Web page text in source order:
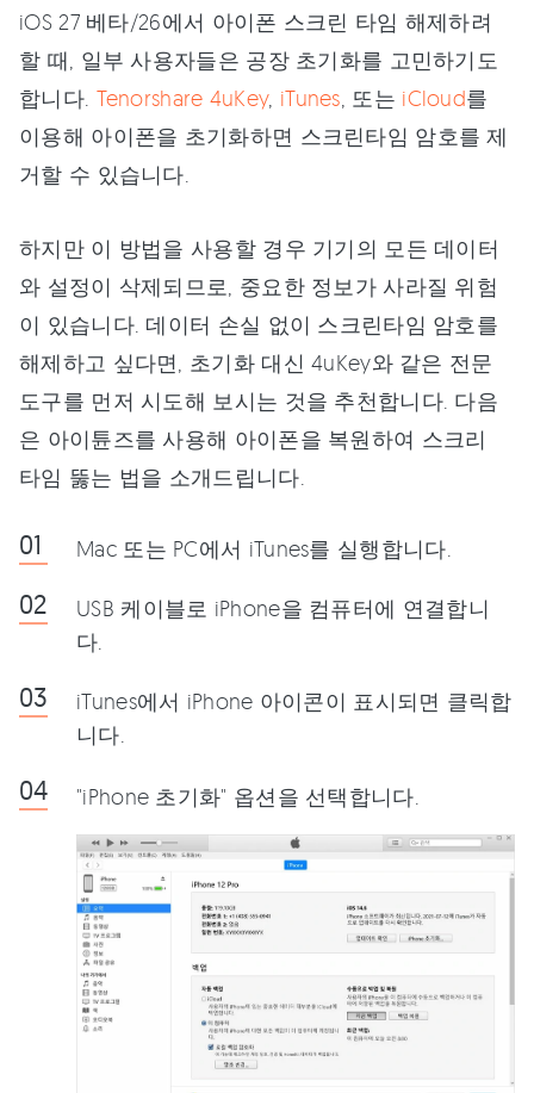
iOS 27 베타/26에서 아이폰 스크린 타임 해제하려
할 때, 일부 사용자들은 공장 초기화를 고민하기도
합니다. Tenorshare 4uKey, iTunes , 또는 iCloud를
이용해 아이폰을 초기화하면 스크린타임 암호를 제
거할 수 있습니다.
하지만 이 방법을 사용할 경우 기기의 모든 데이터
와 설정이 삭제되므로, 중요한 정보가 사라질 위험
이 있습니다. 데이터 손실 없이 스크린타임 암호를
해제하고 싶다면, 초기화 대신 4uKey와 같은 전문
도구를 먼저 시도해 보시는 것을 추천합니다. 다음
은 아이튠즈를 사용해 아이폰을 복원하여 스크리
타임 뚫는 법을 소개드립니다.
Mac 또는 PC에서 iTunes를 실행합니다.
USB 케이블로 iPhone을 컴퓨터에 연결합니
다.
iTunes에서 iPhone 아이콘이 표시되면 클릭합
니다.
"iPhone 초기화" 옵션을 선택합니다.